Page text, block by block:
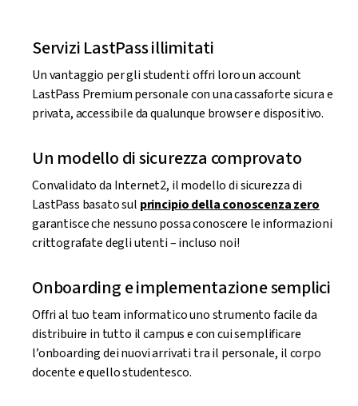
Servizi LastPass illimitati
Un vantaggio per gli studenti: offri loro un account
LastPass Premium personale con una cassaforte sicura e
privata, accessibile da qualunque browser e dispositivo.
Un modello di sicurezza comprovato
Convalidato da Internet2, il modello di sicurezza di
LastPass basato sul principio della conoscenza zero
garantisce che nessuno possa conoscere le informazioni
crittografate degli utenti – incluso noi!
Onboarding e implementazione semplici
Offri al tuo team informatico uno strumento facile da
distribuire in tutto il campus e con cui semplificare
l’onboarding dei nuovi arrivati tra il personale, il corpo
docente e quello studentesco.